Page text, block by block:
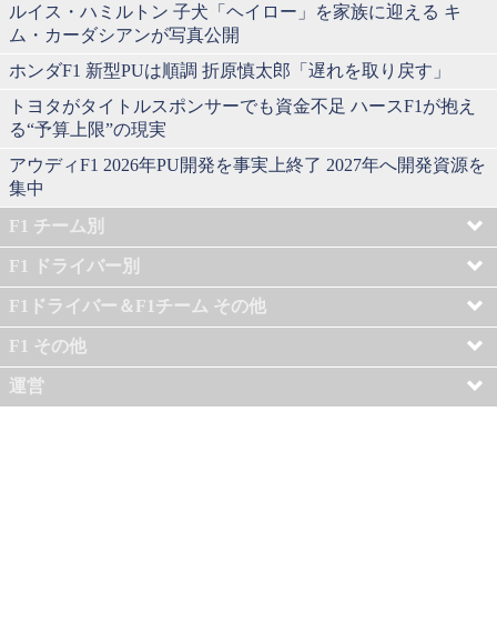
ルイス・ハミルトン 子犬「ヘイロー」を家族に迎える キ
ム・カーダシアンが写真公開
ホンダF1 新型PUは順調 折原慎太郎「遅れを取り戻す」
トヨタがタイトルスポンサーでも資金不足 ハースF1が抱え
る“予算上限”の現実
アウディF1 2026年PU開発を事実上終了 2027年へ開発資源を
集中
F1 チーム別
F1 ドライバー別
F1ドライバー＆F1チーム その他
F1 その他
運営